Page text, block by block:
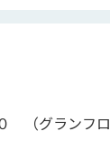
（グランフロ